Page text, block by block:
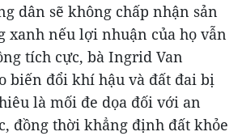
dân sẽ không chấp nhận sản
xanh nếu lợi nhuận của họ vẫn
tích cực, bà Ingrid Van
biến đổi khí hậu và đất đai bị
là mối đe dọa đối với an
đồng thời khẳng định đất khỏe